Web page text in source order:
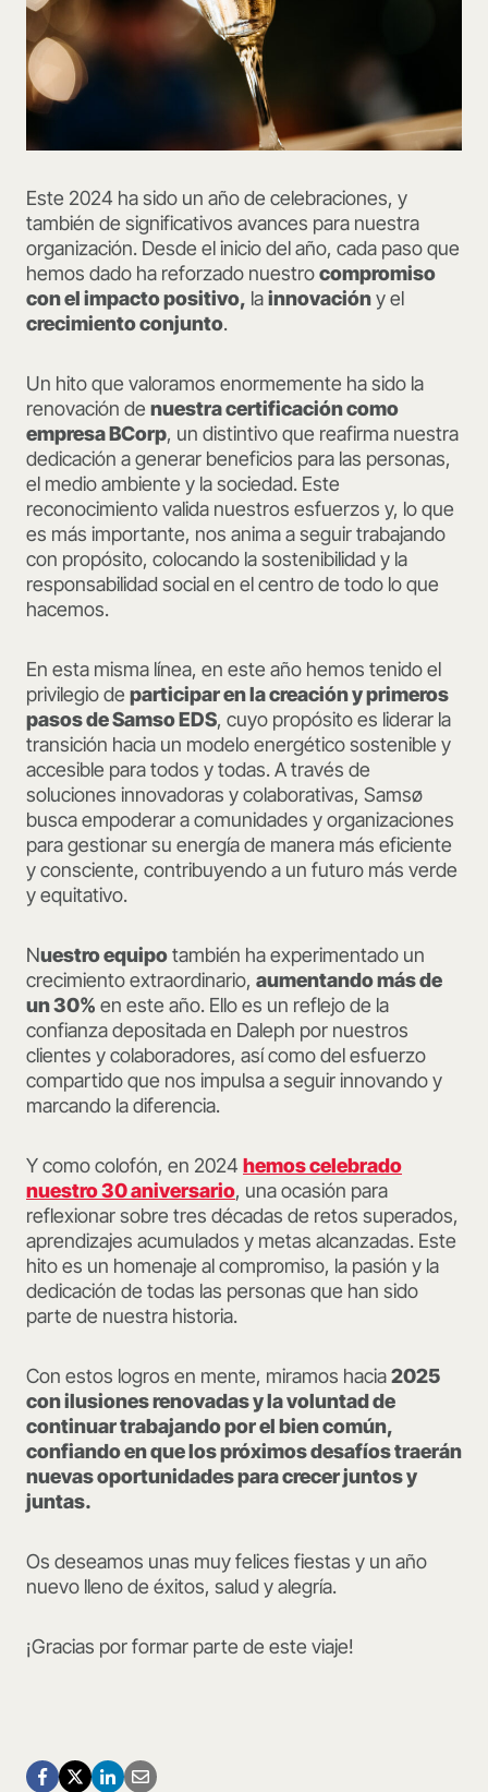
Este 2024 ha sido un año de celebraciones, y
también de significativos avances para nuestra
organización. Desde el inicio del año, cada paso que
hemos dado ha reforzado nuestrocompromiso
con el impacto positivo, lainnovacióny el
crecimiento conjunto.
Un hito que valoramos enormemente ha sido la
renovación de nuestra certificación como
empresa BCorp, un distintivo que reafirma nuestra
dedicación a generar beneficios para las personas,
el medio ambiente y la sociedad. Este
reconocimiento valida nuestros esfuerzos y, lo que
es más importante, nos anima a seguir trabajando
con propósito, colocando la sostenibilidad y la
responsabilidad social en el centro de todo lo que
hacemos.
En esta misma línea, en este año hemos tenido el
privilegio de participar en la creación y primeros
pasos de Samso EDS, cuyo propósito es liderar la
transición hacia un modelo energético sostenible y
accesible para todos y todas. A través de
soluciones innovadoras y colaborativas, Samsø
busca empoderar a comunidades y organizaciones
para gestionar su energía de manera más eficiente
y consciente, contribuyendo a un futuro más verde
y equitativo.
Nuestro equipotambién ha experimentado un
crecimiento extraordinario, aumentando más de
un 30% en este año. Ello es un reflejo de la
confianza depositada en Daleph por nuestros
clientes y colaboradores, así como del esfuerzo
compartido que nos impulsa a seguir innovando y
marcando la diferencia.
Y como colofón, en 2024 hemos celebrado
nuestro 30 aniversario, una ocasión para
reflexionar sobre tres décadas de retos superados,
aprendizajes acumulados y metas alcanzadas. Este
hito es un homenaje al compromiso, la pasión y la
dedicación de todas las personas que han sido
parte de nuestra historia.
Con estos logros en mente, miramos hacia2025
con ilusiones renovadas y la voluntad de
continuar trabajando por el bien común,
confiando en que los próximos desafíos traerán
nuevas oportunidades para crecer juntos y
juntas.
Os deseamos unas muy felices fiestas y un año
nuevo lleno de éxitos, salud y alegría.
¡Gracias por formar parte de este viaje!